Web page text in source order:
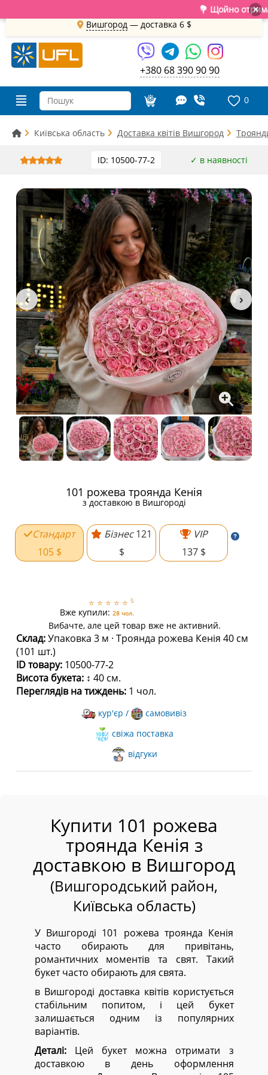
💐 Щойно отримали
×
Вишгород — доставка 6 $
+380 68 390 90 90
0
Київська область Доставка квітів Вишгород
ID: 10500-77-2 ✓ в наявності
101 рожева троянда Кенія
з доставкою в Вишгороді
Стандарт
105 $
Бізнес 121
$
VIP
137 $
⭐ ⭐ ⭐ ⭐ ⭐ 5
Вже купили: 28 чол.
Вибачте, але цей товар вже не активний.
Склад:Упаковка 3 м · Троянда рожева Кенія 40 см
(101 шт.)
ID товару: 10500-77-2
Висота букета: ↕ 40 см.
Переглядів на тиждень: 1 чол.
кур'єр /
самовивіз
свіжа поставка
відгуки
Купити 101 рожева
троянда Кенія з
доставкою в Вишгород
(Вишгородський район,
Київська область)
У Вишгороді 101 рожева троянда Кенія
часто обирають для привітань,
романтичних моментів та свят. Такий
букет часто обирають для свята.
в Вишгороді доставка квітів користується
стабільним попитом, і цей букет
залишається одним із популярних
варіантів.
Деталі:Цей букет можна отримати з
доставкою в день оформлення